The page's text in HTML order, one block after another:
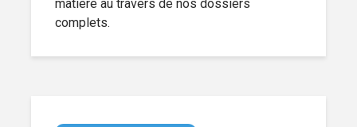
matière au travers de nos dossiers
complets.